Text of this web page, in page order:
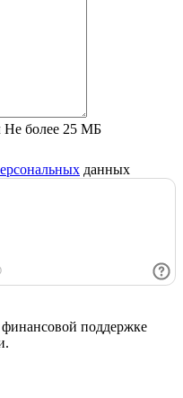
Не более 25 МБ
данных
финансовой поддержке